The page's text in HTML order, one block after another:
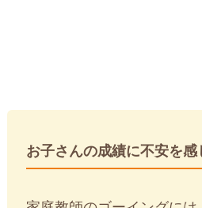
お子さんの成績に不安を感